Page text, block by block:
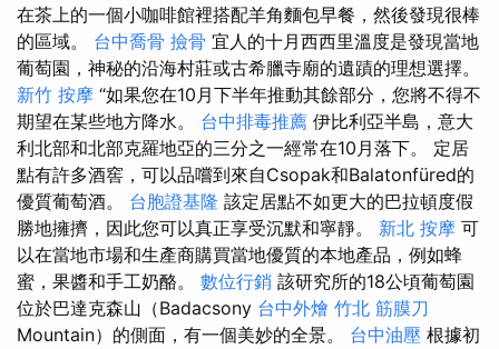
在茶上的一個小咖啡館裡搭配羊角麵包早餐，然後發現很棒
的區域。 台中喬骨 撿骨 宜人的十月西西里溫度是發現當地
葡萄園，神秘的沿海村莊或古希臘寺廟的遺蹟的理想選擇。
新竹 按摩 “如果您在10月下半年推動其餘部分，您將不得不
期望在某些地方降水。 台中排毒推薦 伊比利亞半島，意大
利北部和北部克羅地亞的三分之一經常在10月落下。 定居
點有許多酒窖，可以品嚐到來自Csopak和Balatonfüred的
優質葡萄酒。 台胞證基隆 該定居點不如更大的巴拉頓度假
勝地擁擠，因​​此您可以真正享受沉默和寧靜。 新北 按摩 可
以在當地市場和生產商購買當地優質的本地產品，例如蜂
蜜，果醬和手工奶酪。 數位行銷 該研究所的18公頃葡萄園
位於巴達克森山（Badacsony 台中外燴 竹北 筋膜刀
Mountain）的側面，有一個美妙的全景。 台中油壓 根據初